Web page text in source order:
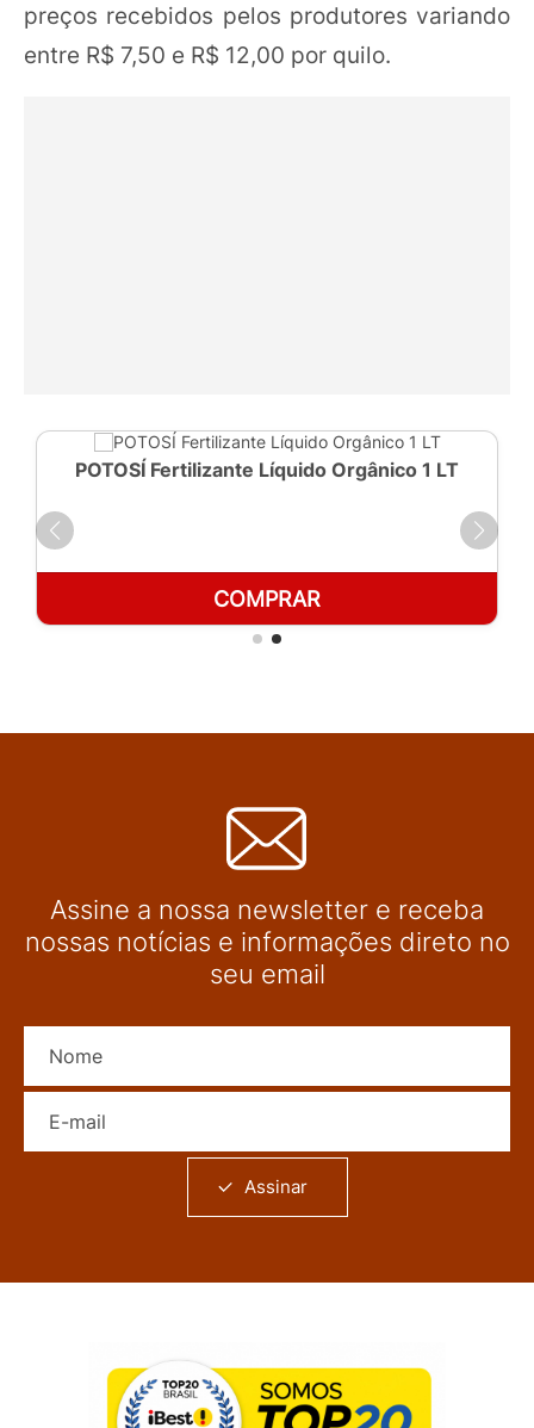
preços recebidos pelos produtores variando
entre R$ 7,50 e R$ 12,00 por quilo.
POTOSÍ Fertilizante Líquido Orgânico 1 LT
COMPRAR
Assine a nossa newsletter e receba
nossas notícias e informações direto no
seu email
Assinar